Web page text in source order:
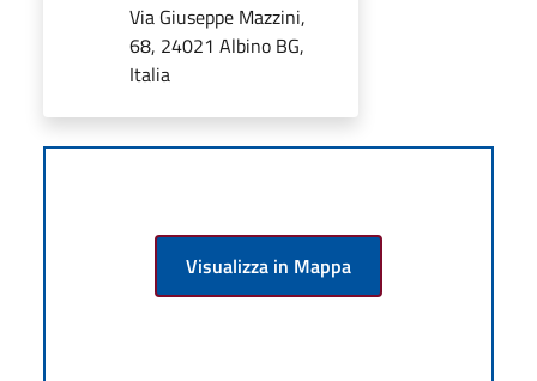
Via Giuseppe Mazzini,
68, 24021 Albino BG,
Italia
Visualizza in Mappa